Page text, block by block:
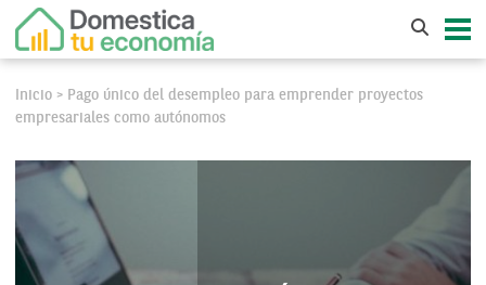
Inicio > Pago único del desempleo para emprender proyectos
empresariales como autónomos